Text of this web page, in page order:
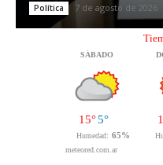
Política 7 de agosto de 2026